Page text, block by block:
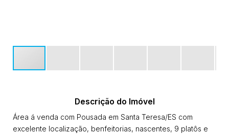
Descrição do Imóvel
Área á venda com Pousada em Santa Teresa/ES com
excelente localização, benfeitorias, nascentes, 9 platôs e